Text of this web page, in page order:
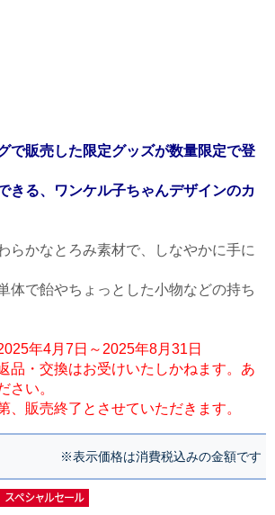
で販売した限定グッズが数量限定で登
きる、ワンケル子ちゃんデザインのカ
らかなとろみ素材で、しなやかに手に
体で飴やちょっとした小物などの持ち
年4月7日～2025年8月31日
品・交換はお受けいたしかねます。あ
さい。
販売終了とさせていただきます。
※表示価格は消費税込みの金額です